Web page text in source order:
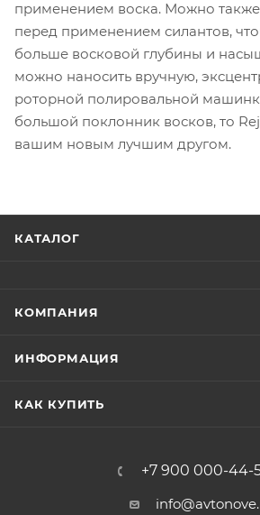
применением воска. Можно также
перед применением силантов,
больше восковой глубины и
можно наносить вручную,
роторной полировальной
большой поклонник восков, то
вашим новым лучшим другом.
КАТАЛОГ
КОМПАНИЯ
ИНФОРМАЦИЯ
КАК КУПИТЬ
+7 900 000-44-